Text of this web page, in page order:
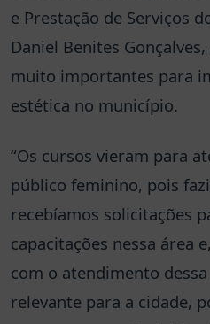
e Prestação de Serviços
Daniel Benites
muito importantes para
estética no município.
“Os cursos vieram para
público feminino, pois
recebíamos solicitações
capacitações nessa área
com o atendimento
relevante para a cidade,